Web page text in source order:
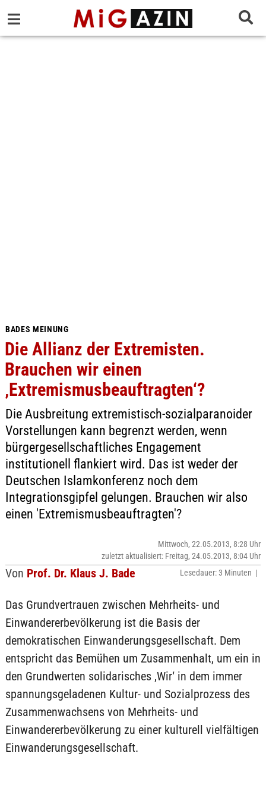
BADES MEINUNG
Die Allianz der Extremisten.
Brauchen wir einen
‚Extremismusbeauftragten‘?
Die Ausbreitung extremistisch-sozialparanoider
Vorstellungen kann begrenzt werden, wenn
bürgergesellschaftliches Engagement
institutionell flankiert wird. Das ist weder der
Deutschen Islamkonferenz noch dem
Integrationsgipfel gelungen. Brauchen wir also
einen 'Extremismusbeauftragten'?
Von Prof. Dr. Klaus J. Bade
Mittwoch, 22.05.2013, 8:28 Uhr
zuletzt aktualisiert: Freitag, 24.05.2013, 8:04 Uhr
Lesedauer: 3 Minuten |
Das Grundvertrauen zwischen Mehrheits- und
Einwandererbevölkerung ist die Basis der
demokratischen Einwanderungsgesellschaft. Dem
entspricht das Bemühen um Zusammenhalt, um ein in
den Grundwerten solidarisches ‚Wir‘ in dem immer
spannungsgeladenen Kultur- und Sozialprozess des
Zusammenwachsens von Mehrheits- und
Einwandererbevölkerung zu einer kulturell vielfältigen
Einwanderungsgesellschaft.